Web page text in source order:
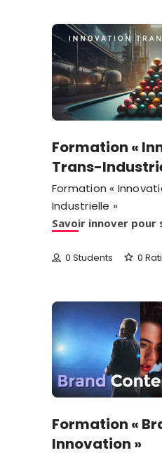
Formation «
Trans-
Formation «
Industrielle »
Savoir innover pour
0 Students 0
Formation «
Innovation »